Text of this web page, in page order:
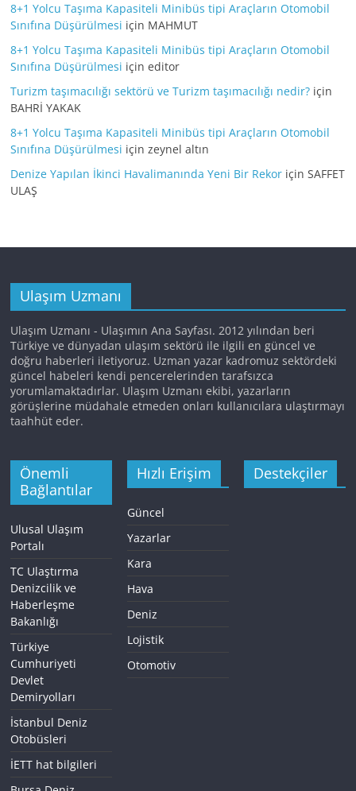
8+1 Yolcu Taşıma Kapasiteli Minibüs tipi Araçların Otomobil
Sınıfına Düşürülmesi için MAHMUT
8+1 Yolcu Taşıma Kapasiteli Minibüs tipi Araçların Otomobil
Sınıfına Düşürülmesi içineditor
Turizm taşımacılığı sektörü ve Turizm taşımacılığı nedir? için
BAHRİ YAKAK
8+1 Yolcu Taşıma Kapasiteli Minibüs tipi Araçların Otomobil
Sınıfına Düşürülmesi içinzeynel altın
Denize Yapılan İkinci Havalimanında Yeni Bir Rekor içinSAFFET
ULAŞ
Ulaşım Uzmanı
Ulaşım Uzmanı - Ulaşımın Ana Sayfası. 2012 yılından beri
Türkiye ve dünyadan ulaşım sektörü ile ilgili en güncel ve
doğru haberleri iletiyoruz. Uzman yazar kadromuz sektördeki
güncel habeleri kendi pencerelerinden tarafsızca
yorumlamaktadırlar. Ulaşım Uzmanı ekibi, yazarların
görüşlerine müdahale etmeden onları kullanıcılara ulaştırmayı
taahhüt eder.
Önemli
Bağlantılar
Ulusal Ulaşım
Portalı
TC Ulaştırma
Denizcilik ve
Haberleşme
Bakanlığı
Türkiye
Cumhuriyeti
Devlet
Demiryolları
İstanbul Deniz
Otobüsleri
İETT hat bilgileri
Hızlı Erişim
Güncel
Yazarlar
Kara
Hava
Deniz
Lojistik
Otomotiv
Destekçiler